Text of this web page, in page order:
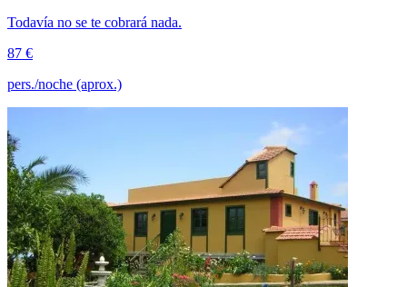
Todavía no se te cobrará nada.
87 €
pers./noche (aprox.)